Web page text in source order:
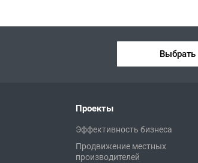
Выбрать
Проекты
Эффективность бизнеса
Продвижение местных
производителей